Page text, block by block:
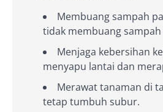
Membuang sampah
tidak membuang
Menjaga kebersihan
menyapu lantai dan
Merawat tanaman di
tetap tumbuh subur.